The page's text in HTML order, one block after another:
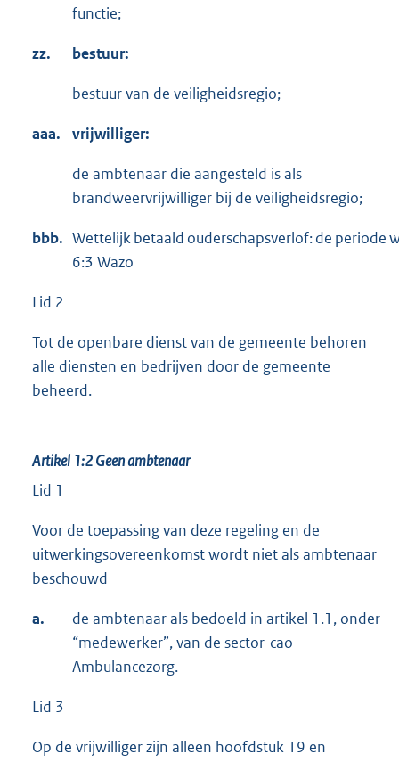
functie;
zz. bestuur:
bestuur van de veiligheidsregio;
aaa. vrijwilliger:
de ambtenaar die aangesteld is als
brandweervrijwilliger bij de veiligheidsregio;
bbb. Wettelijk betaald ouderschapsverlof: de periode
6:3 Wazo
Lid 2
Tot de openbare dienst van de gemeente behoren
alle diensten en bedrijven door de gemeente
beheerd.
Artikel 1:2Geen ambtenaar
Lid 1
Voor de toepassing van deze regeling en de
uitwerkingsovereenkomst wordt niet als ambtenaar
beschouwd
a.
de ambtenaar als bedoeld in artikel 1.1, onder
“medewerker”, van de sector-cao
Ambulancezorg.
Lid 3
Op de vrijwilliger zijn alleen hoofdstuk 19 en